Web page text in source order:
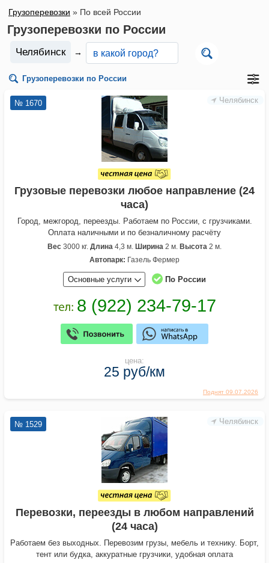
Грузоперевозки » По всей России
Грузоперевозки по России
Челябинск →
Грузоперевозки по России
Челябинск
Поднят 09.07.2026
№ 1670
Грузовые перевозки любое направление (24
часа)
Город, межгород, переезды. Работаем по России, с грузчиками.
Оплата наличными и по безналичному расчёту
Вес 3000 кг. Длина 4,3 м. Ширина 2 м. Высота 2 м.
Автопарк: Газель Фермер
Основные услуги По России
цена:
25 руб/км
Челябинск
№ 1529
Перевозки, переезды в любом направлений
(24 часа)
Работаем без выходных. Перевозим грузы, мебель и технику. Борт,
тент или будка, аккуратные грузчики, удобная оплата